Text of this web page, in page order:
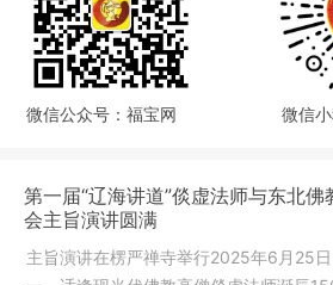
微信公众号：福宝网 微信
第一届“辽海讲道”倓虚法师与东北
会主旨演讲圆满
主旨演讲在楞严禅寺举行2025年6月25